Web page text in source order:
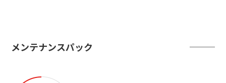
メンテナンスパック